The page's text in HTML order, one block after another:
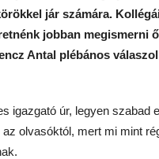
jár számára.
jobban megismerni
Antal plébános
igazgató úr, legyen
az olvasóktól, mert mi mint